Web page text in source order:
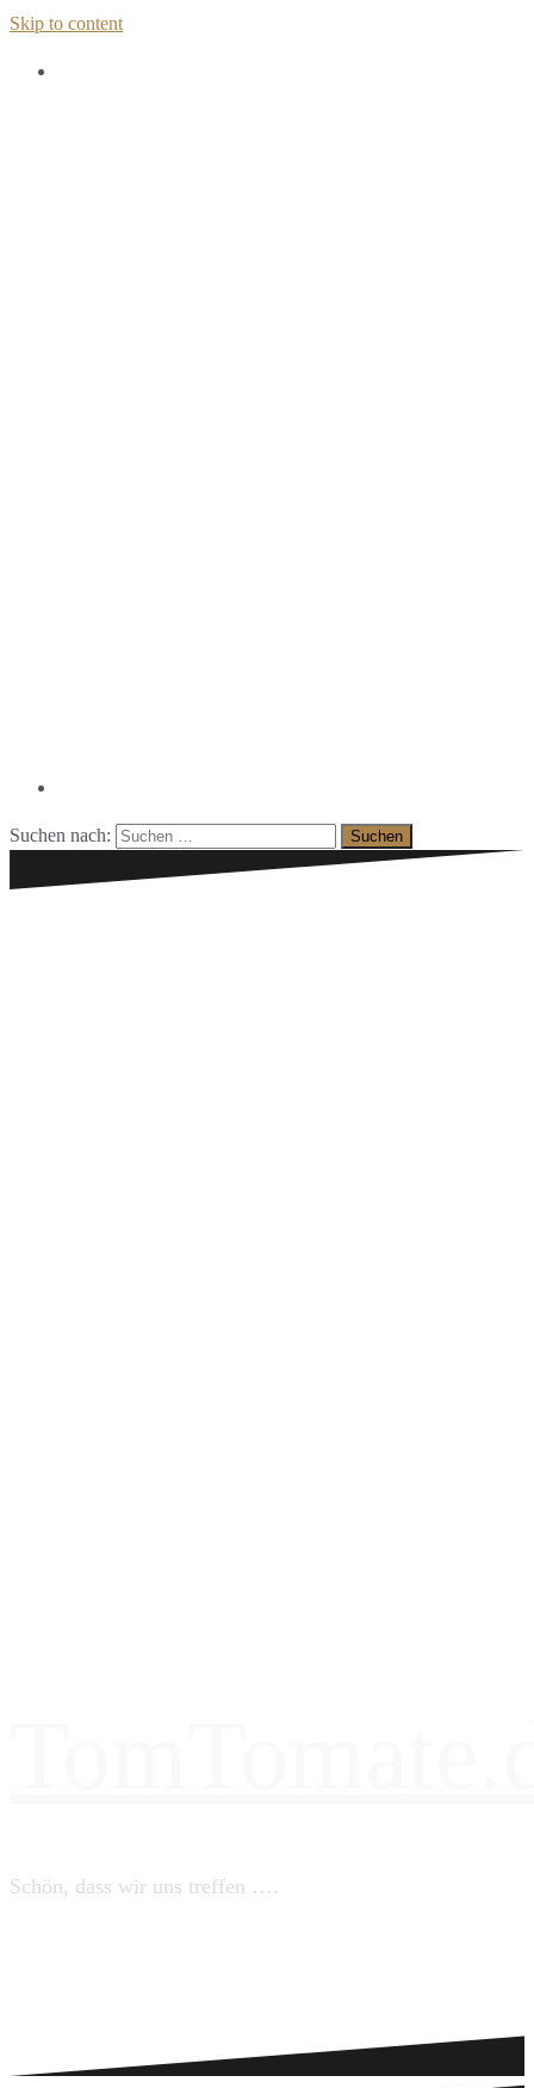
Skip to content
Suchen nach:
Schön, dass wir uns treffen ….